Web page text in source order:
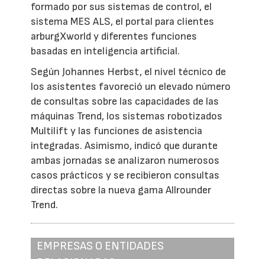
formado por sus sistemas de control, el
sistema MES ALS, el portal para clientes
arburgXworld y diferentes funciones
basadas en inteligencia artificial.
Según Johannes Herbst, el nivel técnico de
los asistentes favoreció un elevado número
de consultas sobre las capacidades de las
máquinas Trend, los sistemas robotizados
Multilift y las funciones de asistencia
integradas. Asimismo, indicó que durante
ambas jornadas se analizaron numerosos
casos prácticos y se recibieron consultas
directas sobre la nueva gama Allrounder
Trend.
EMPRESAS O ENTIDADES